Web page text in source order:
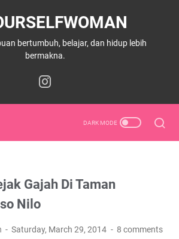
bertumbuh, belajar, dan hidup lebih
bermakna.
Gajah Di Taman
Nilo
Saturday, March 29, 2014 8 comments